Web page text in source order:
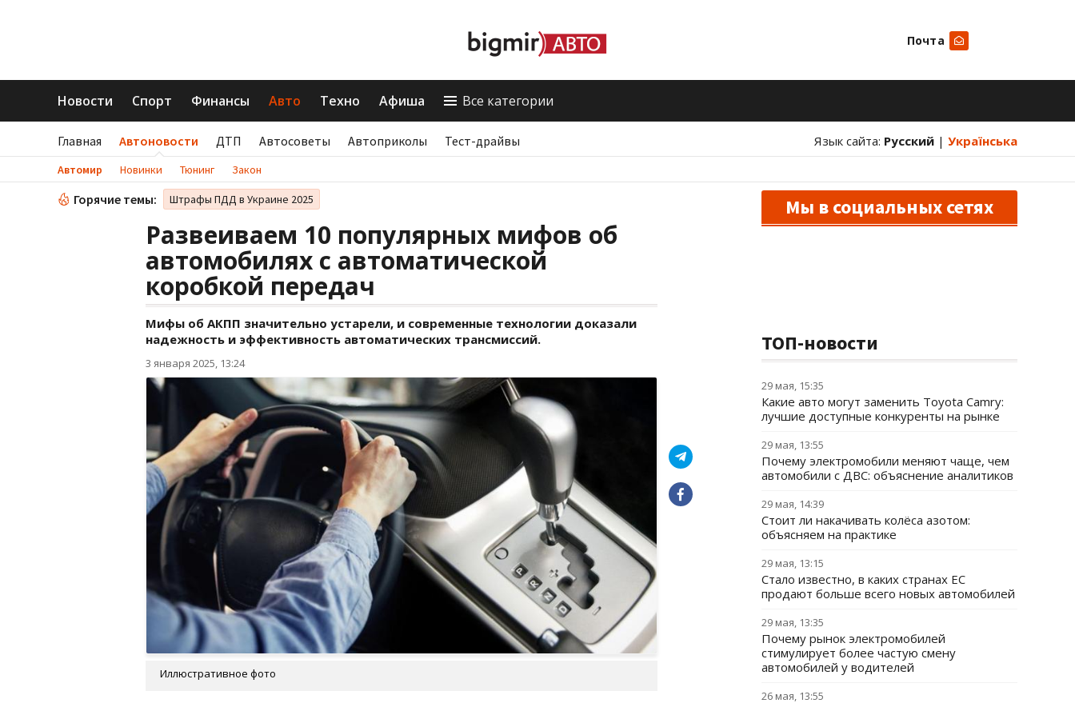
Почта
Новости Спорт Финансы Авто Техно Афиша Все категории
Главная Автоновости ДТП Автосоветы Автоприколы Тест-драйвы Язык сайта: Русский | Українська
Автомир Новинки Тюнинг Закон
Горячие темы: Штрафы ПДД в Украине 2025
Развеиваем 10 популярных мифов об
автомобилях с автоматической
коробкой передач
Мифы об АКПП значительно устарели, и современные технологии доказали
надежность и эффективность автоматических трансмиссий.
3 января 2025, 13:24
Иллюстративное фото
Мы в социальных сетях
ТОП-новости
29 мая, 15:35
Какие авто могут заменить Toyota Camry:
лучшие доступные конкуренты на рынке
29 мая, 13:55
Почему электромобили меняют чаще, чем
автомобили с ДВС: объяснение аналитиков
29 мая, 14:39
Стоит ли накачивать колёса азотом:
объясняем на практике
29 мая, 13:15
Стало известно, в каких странах ЕС
продают больше всего новых автомобилей
29 мая, 13:35
Почему рынок электромобилей
стимулирует более частую смену
автомобилей у водителей
26 мая, 13:55